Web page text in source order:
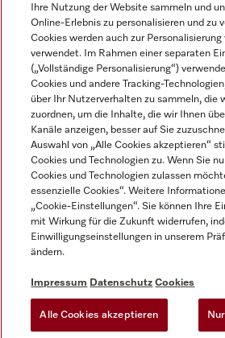
Impressum
AGB
Datenschutz
Nutzungsbedingungen
Gesetzen über digitale Dienste
Cookie-Einstellungen
Miele auf Instagram
Miele auf Youtube
Ihre Nutzung der Website sammeln und
Online-Erlebnis zu personalisieren und zu
Cookies werden auch zur Personalisierung
verwendet. Im Rahmen einer separaten
(„Vollständige Personalisierung“)
Cookies und andere Tracking-
über Ihr Nutzerverhalten zu sammeln, die
zuordnen, um die Inhalte, die wir Ihnen
Kanäle anzeigen, besser auf Sie
Auswahl von „Alle Cookies akzeptieren“
Cookies und Technologien zu. Wenn Sie
Cookies und Technologien zulassen
essenzielle Cookies“. Weitere
„Cookie-Einstellungen“. Sie können Ihre
mit Wirkung für die Zukunft widerrufen,
Einwilligungseinstellungen in unserem
ändern.
Impressum Datenschutz Cookies
Alle Cookies akzeptieren